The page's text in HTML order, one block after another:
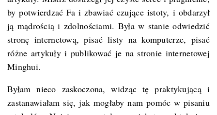
by potwierdzać Fa i zbawiać czujące istoty, i obdarzył
ją mądrością i zdolnościami. Była w stanie odwiedzić
stronę internetową, pisać listy na komputerze, pisać
różne artykuły i publikować je na stronie internetowej
Minghui.
Byłam nieco zaskoczona, widząc tę praktykującą i
zastanawiałam się, jak mogłaby nam pomóc w pisaniu